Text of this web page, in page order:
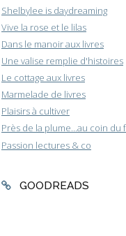
Shelbylee is daydreaming
Vive la rose et le lilas
Dans le manoir aux livres
Une valise remplie d'histoires
Le cottage aux livres
Marmelade de livres
Plaisirs à cultiver
Près de la plume...au coin du
Passion lectures & co
GOODREADS